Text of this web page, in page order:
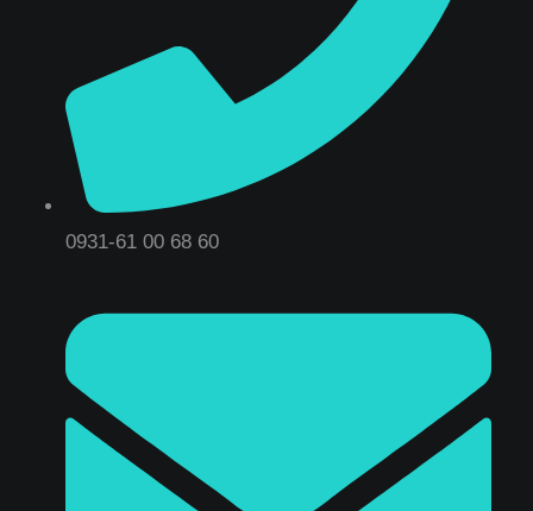
0931-61 00 68 60